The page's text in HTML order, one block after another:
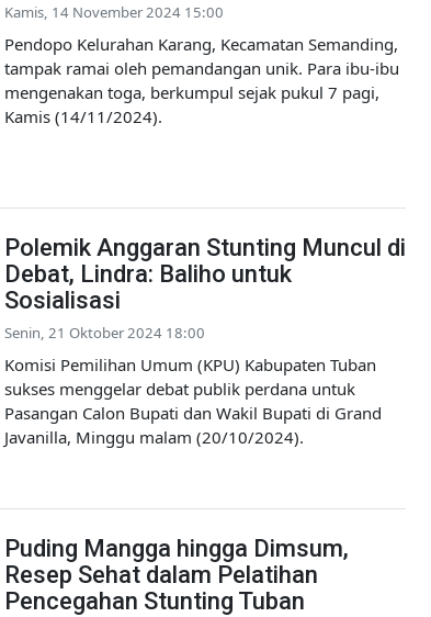
Kamis, 14 November 2024 15:00
Pendopo Kelurahan Karang, Kecamatan Semanding,
tampak ramai oleh pemandangan unik. Para ibu-ibu
mengenakan toga, berkumpul sejak pukul 7 pagi,
Kamis (14/11/2024).
Polemik Anggaran Stunting Muncul di
Debat, Lindra: Baliho untuk
Sosialisasi
Senin, 21 Oktober 2024 18:00
Komisi Pemilihan Umum (KPU) Kabupaten Tuban
sukses menggelar debat publik perdana untuk
Pasangan Calon Bupati dan Wakil Bupati di Grand
Javanilla, Minggu malam (20/10/2024).
Puding Mangga hingga Dimsum,
Resep Sehat dalam Pelatihan
Pencegahan Stunting Tuban